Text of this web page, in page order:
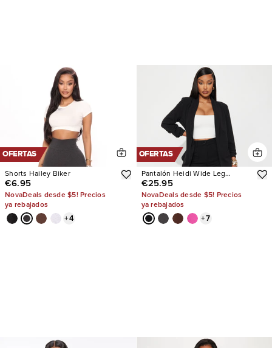
OFERTAS
Shorts Hailey Biker
€6.95
NovaDeals desde $5! Precios
ya rebajados
+4
OFERTAS
Pantalón Heidi Wide Leg
Trouser
€25.95
NovaDeals desde $5! Precios
ya rebajados
+7